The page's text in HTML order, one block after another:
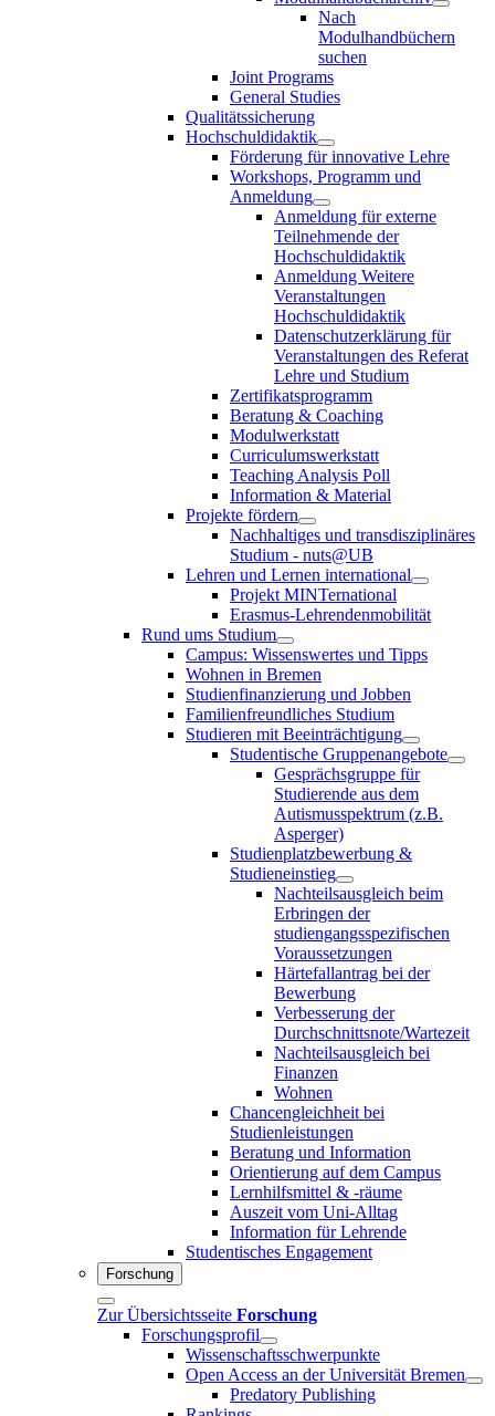
Nach
Modulhandbüchern
suchen
Joint Programs
General Studies
Qualitätssicherung
Hochschuldidaktik
Förderung für innovative Lehre
Workshops, Programm und
Anmeldung
Anmeldung für externe
Teilnehmende der
Hochschuldidaktik
Anmeldung Weitere
Veranstaltungen
Hochschuldidaktik
Datenschutzerklärung für
Veranstaltungen des Referat
Lehre und Studium
Zertifikatsprogramm
Beratung & Coaching
Modulwerkstatt
Curriculumswerkstatt
Teaching Analysis Poll
Information & Material
Projekte fördern
Nachhaltiges und transdisziplinäres
Studium - nuts@UB
Lehren und Lernen international
Projekt MINTernational
Erasmus-Lehrendenmobilität
Rund ums Studium
Campus: Wissenswertes und Tipps
Wohnen in Bremen
Studienfinanzierung und Jobben
Familienfreundliches Studium
Studieren mit Beeinträchtigung
Studentische Gruppenangebote
Gesprächsgruppe für
Studierende aus dem
Autismusspektrum (z.B.
Asperger)
Studienplatzbewerbung &
Studieneinstieg
Nachteilsausgleich beim
Erbringen der
studiengangsspezifischen
Voraussetzungen
Härtefallantrag bei der
Bewerbung
Verbesserung der
Durchschnittsnote/Wartezeit
Nachteilsausgleich bei
Finanzen
Wohnen
Chancengleichheit bei
Studienleistungen
Beratung und Information
Orientierung auf dem Campus
Lernhilfsmittel & -räume
Auszeit vom Uni-Alltag
Information für Lehrende
Studentisches Engagement
Forschung
Zur Übersichtsseite Forschung
Forschungsprofil
Wissenschaftsschwerpunkte
Open Access an der Universität Bremen
Predatory Publishing